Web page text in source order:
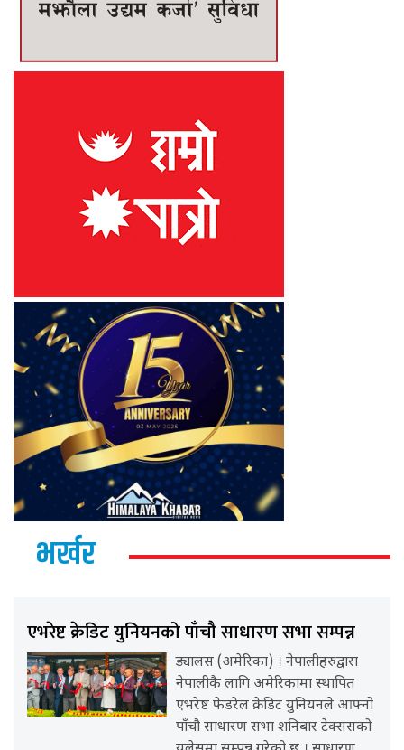
भर्खर
एभरेष्ट क्रेडिट युनियनको पाँचौ साधारण सभा सम्पन्न
ड्यालस (अमेरिका) । नेपालीहरुद्वारा
नेपालीकै लागि अमेरिकामा स्थापित
एभरेष्ट फेडरेल क्रेडिट युनियनले आफ्नो
पाँचौ साधारण सभा शनिबार टेक्ससको